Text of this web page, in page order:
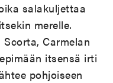
salakuljettaa
merelle.
Carmelan
itsensä irti
pohjoiseen